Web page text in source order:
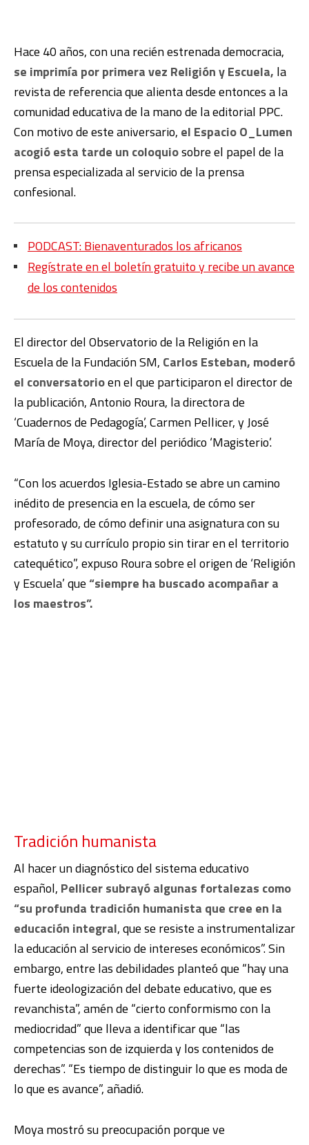
Hace 40 años, con una recién estrenada democracia,
se imprimía por primera vez Religión y Escuela, la
revista de referencia que alienta desde entonces a la
comunidad educativa de la mano de la editorial PPC.
Con motivo de este aniversario, el Espacio O_Lumen
acogió esta tarde un coloquiosobre el papel de la
prensa especializada al servicio de la prensa
confesional.
PODCAST: Bienaventurados los africanos
Regístrate en el boletín gratuito y recibe un avance
de los contenidos
El director del Observatorio de la Religión en la
Escuela de la Fundación SM, Carlos Esteban, moderó
el conversatorioen el que participaron el director de
la publicación, Antonio Roura, la directora de
‘Cuadernos de Pedagogía’, Carmen Pellicer, y José
María de Moya, director del periódico ‘Magisterio’.
“Con los acuerdos Iglesia-Estado se abre un camino
inédito de presencia en la escuela, de cómo ser
profesorado, de cómo definir una asignatura con su
estatuto y su currículo propio sin tirar en el territorio
catequético”, expuso Roura sobre el origen de ‘Religión
y Escuela’ que“siempre ha buscado acompañar a
los maestros”.
Tradición humanista
Al hacer un diagnóstico del sistema educativo
español, Pellicer subrayó algunas fortalezas como
“su profunda tradición humanista que cree en la
educación integral, que se resiste a instrumentalizar
la educación al servicio de intereses económicos”. Sin
embargo, entre las debilidades planteó que “hay una
fuerte ideologización del debate educativo, que es
revanchista”, amén de “cierto conformismo con la
mediocridad” que lleva a identificar que “las
competencias son de izquierda y los contenidos de
derechas”. “Es tiempo de distinguir lo que es moda de
lo que es avance”, añadió.
Moya mostró su preocupación porque ve